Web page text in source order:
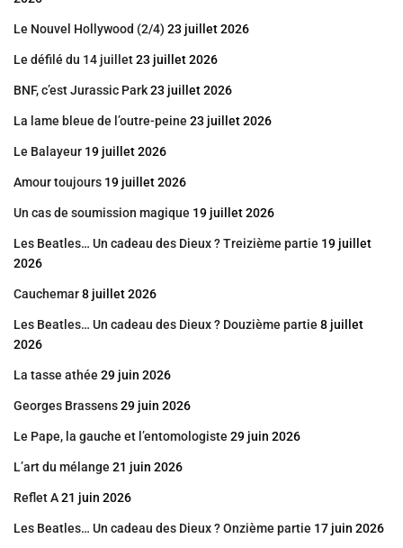
Le Nouvel Hollywood (2/4) 23 juillet 2026
Le défilé du 14 juillet23 juillet 2026
BNF, c’est Jurassic Park23 juillet 2026
La lame bleue de l’outre-peine 23 juillet 2026
Le Balayeur 19 juillet 2026
Amour toujours 19 juillet 2026
Un cas de soumission magique 19 juillet 2026
Les Beatles… Un cadeau des Dieux ? Treizième partie 19 juillet
2026
Cauchemar8 juillet 2026
Les Beatles… Un cadeau des Dieux ? Douzième partie 8 juillet
2026
La tasse athée 29 juin 2026
Georges Brassens29 juin 2026
Le Pape, la gauche et l’entomologiste 29 juin 2026
L’art du mélange 21 juin 2026
Reflet A21 juin 2026
Les Beatles… Un cadeau des Dieux ? Onzième partie 17 juin 2026